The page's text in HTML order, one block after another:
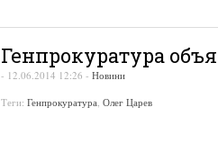
Генпрокуратура
- 12.06.2014 12:26 - Новини
Теги: Генпрокуратура, Олег Царев